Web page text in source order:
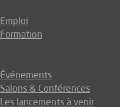
Emploi
Formation
Événements
Salons & Conférences
Les lancements à venir